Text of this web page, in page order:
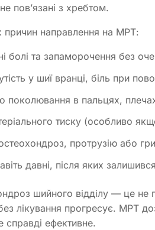
пов’язані з хребтом.
направлення на МРТ:
болі та запаморочення без
у шиї вранці, біль при
поколювання в пальцях,
тиску (особливо
протрузію або
давні, після яких
шийного відділу — це не
без лікування прогресує. МРТ
справді ефективне.